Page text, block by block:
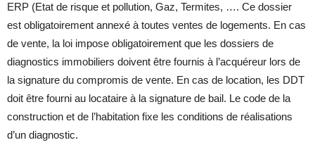
ERP (Etat de risque et pollution, Gaz, Termites, …. Ce dossier
est obligatoirement annexé à toutes ventes de logements. En cas
de vente, la loi impose obligatoirement que les dossiers de
diagnostics immobiliers doivent être fournis à l’acquéreur lors de
la signature du compromis de vente. En cas de location, les DDT
doit être fourni au locataire à la signature de bail. Le code de la
construction et de l’habitation fixe les conditions de réalisations
d’un diagnostic.